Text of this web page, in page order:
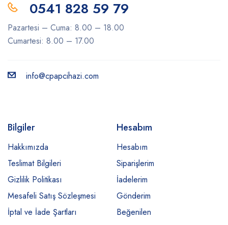
0541 828 59 79
Pazartesi – Cuma: 8.00 – 18.00
Cumartesi: 8.00 – 17.00
info@cpapcihazi.com
Bilgiler
Hakkımızda
Teslimat Bilgileri
Gizlilik Politikası
Mesafeli Satış Sözleşmesi
İptal ve İade Şartları
Hesabım
Hesabım
Siparişlerim
İadelerim
Gönderim
Beğenilen